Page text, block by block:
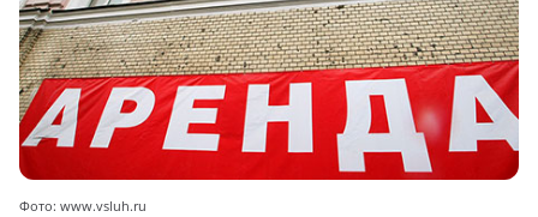
Фото: www.vsluh.ru